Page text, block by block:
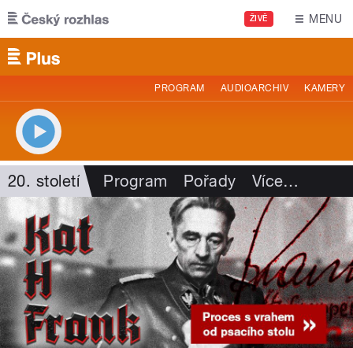
Přejít k hlavnímu obsahu
ŽIVĚ MENU
PROGRAM AUDIOARCHIV KAMERY
20. století Program Pořady Více…